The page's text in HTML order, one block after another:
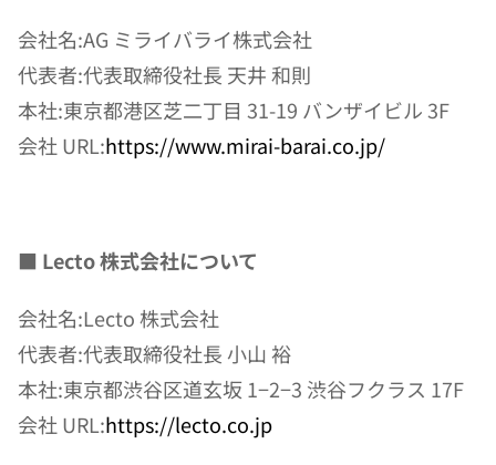
会社名:AG ミライバライ株式会社
代表者:代表取締役社長 天井 和則
本社:東京都港区芝二丁目 31-19 バンザイビル 3F
会社 URL:https://www.mirai-barai.co.jp/
■ Lecto 株式会社について
会社名:Lecto 株式会社
代表者:代表取締役社長 小山 裕
本社:東京都渋谷区道玄坂 1−2−3 渋谷フクラス 17F
会社 URL:https://lecto.co.jp